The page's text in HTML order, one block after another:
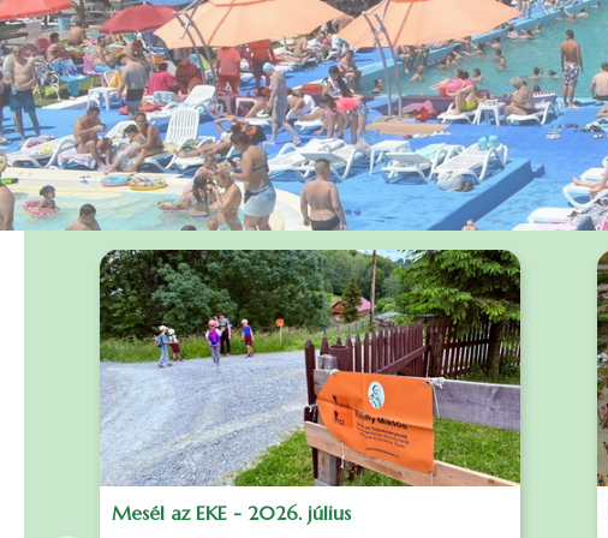
Mesél az EKE - 2026. július